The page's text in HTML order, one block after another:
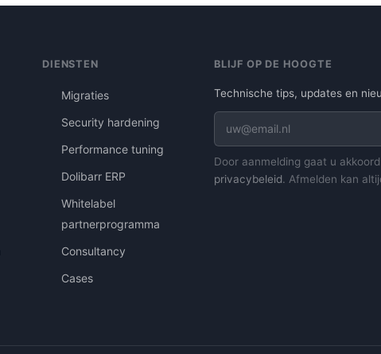
DIENSTEN
Migraties
Security hardening
Performance tuning
Dolibarr ERP
Whitelabel
partnerprogramma
Consultancy
Cases
BLIJF OP DE HOOGTE
Technische tips, updates en
Door aanmelding gaat u
privacybeleid. Afmelden kan